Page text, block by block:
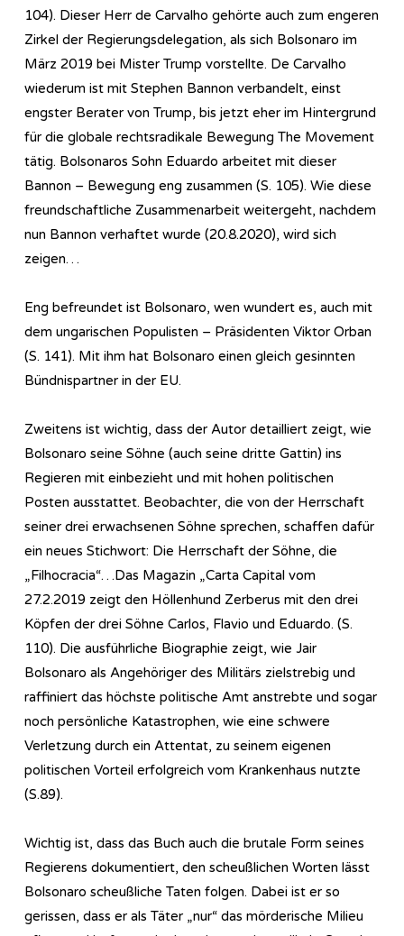
104). Dieser Herr de Carvalho gehörte auch zum engeren
Zirkel der Regierungsdelegation, als sich Bolsonaro im
März 2019 bei Mister Trump vorstellte. De Carvalho
wiederum ist mit Stephen Bannon verbandelt, einst
engster Berater von Trump, bis jetzt eher im Hintergrund
für die globale rechtsradikale Bewegung The Movement
tätig. Bolsonaros Sohn Eduardo arbeitet mit dieser
Bannon – Bewegung eng zusammen (S. 105). Wie diese
freundschaftliche Zusammenarbeit weitergeht, nachdem
nun Bannon verhaftet wurde (20.8.2020), wird sich
zeigen…
Eng befreundet ist Bolsonaro, wen wundert es, auch mit
dem ungarischen Populisten – Präsidenten Viktor Orban
(S. 141). Mit ihm hat Bolsonaro einen gleich gesinnten
Bündnispartner in der EU.
Zweitens ist wichtig, dass der Autor detailliert zeigt, wie
Bolsonaro seine Söhne (auch seine dritte Gattin) ins
Regieren mit einbezieht und mit hohen politischen
Posten ausstattet. Beobachter, die von der Herrschaft
seiner drei erwachsenen Söhne sprechen, schaffen dafür
ein neues Stichwort: Die Herrschaft der Söhne, die
„Filhocracia“…Das Magazin „Carta Capital vom
27.2.2019 zeigt den Höllenhund Zerberus mit den drei
Köpfen der drei Söhne Carlos, Flavio und Eduardo. (S.
110). Die ausführliche Biographie zeigt, wie Jair
Bolsonaro als Angehöriger des Militärs zielstrebig und
raffiniert das höchste politische Amt anstrebte und sogar
noch persönliche Katastrophen, wie eine schwere
Verletzung durch ein Attentat, zu seinem eigenen
politischen Vorteil erfolgreich vom Krankenhaus nutzte
(S.89).
Wichtig ist, dass das Buch auch die brutale Form seines
Regierens dokumentiert, den scheußlichen Worten lässt
Bolsonaro scheußliche Taten folgen. Dabei ist er so
gerissen, dass er als Täter „nur“ das mörderische Milieu